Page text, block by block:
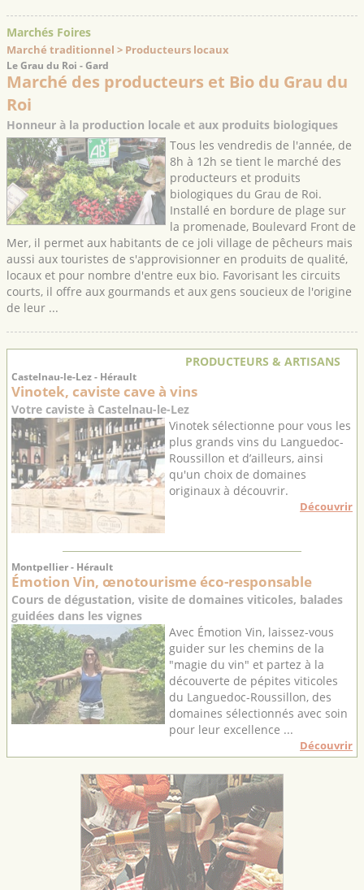
Marchés Foires
Marché traditionnel > Producteurs locaux
Le Grau du Roi - Gard
Marché des producteurs et Bio du Grau du
Roi
Honneur à la production locale et aux produits biologiques
Tous les vendredis de l'année, de
8h à 12h se tient le marché des
producteurs et produits
biologiques du Grau de Roi.
Installé en bordure de plage sur
la promenade, Boulevard Front de
Mer, il permet aux habitants de ce joli village de pêcheurs mais
aussi aux touristes de s'approvisionner en produits de qualité,
locaux et pour nombre d'entre eux bio. Favorisant les circuits
courts, il offre aux gourmands et aux gens soucieux de l'origine
de leur ...
PRODUCTEURS & ARTISANS
Castelnau-le-Lez - Hérault
Vinotek, caviste cave à vins
Votre caviste à Castelnau-le-Lez
Vinotek sélectionne pour vous les
plus grands vins du Languedoc-
Roussillon et d’ailleurs, ainsi
qu'un choix de domaines
originaux à découvrir.
Découvrir
Montpellier - Hérault
Émotion Vin, œnotourisme éco-responsable
Cours de dégustation, visite de domaines viticoles, balades
guidées dans les vignes
Avec Émotion Vin, laissez-vous
guider sur les chemins de la
"magie du vin" et partez à la
découverte de pépites viticoles
du Languedoc-Roussillon, des
domaines sélectionnés avec soin
pour leur excellence ...
Découvrir